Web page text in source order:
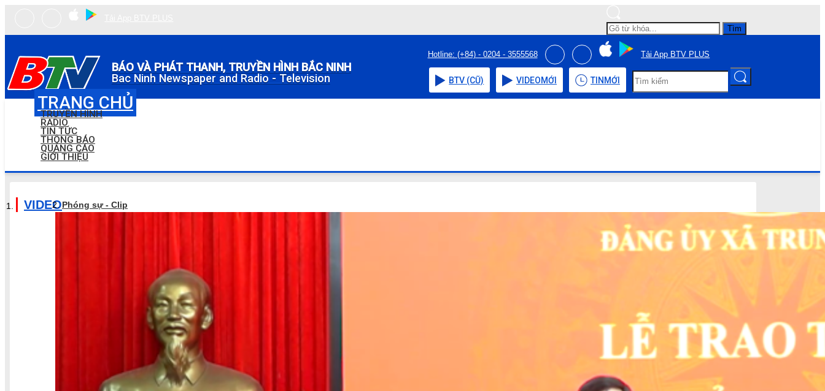
Tìm
BÁO VÀ PHÁT THANH, TRUYỀN HÌNH BẮC NINH
Bac Ninh Newspaper and Radio - Television
Hotline: (+84) - 0204 - 3555568 Tải App BTV PLUS
BTV (CŨ) VIDEOMỚI TIN MỚI
TRANG CHỦ
TRUYỀN HÌNH
RADIO
TIN TỨC
THÔNG BÁO
QUẢNG CÁO
GIỚI THIỆU
VIDEOPhóng sự - Clip